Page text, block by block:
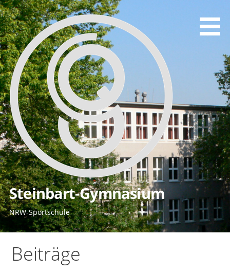
Zum
Inhalt
springen
Steinbart-Gymnasium
NRW-Sportschule
Beiträge